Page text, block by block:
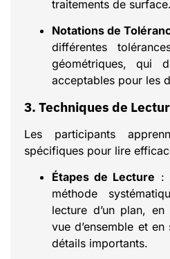
traitements de surface.
Notations de
différentes
géométriques, qui
acceptables pour les
3. Techniques de
Les participants
spécifiques pour lire
Étapes de Lecture :
méthode
lecture d’un plan,
vue d’ensemble et
détails importants.